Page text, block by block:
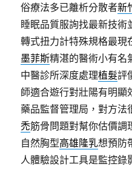
俗療法多已離析分散者新
睡眠品質服詢找最新技術
轉式扭力計特殊規格最現
墨菲斯精湛的醫術小有名
中醫診所深度處理植髮評
師適合遊行對壯陽有明顯
藥品監督管理局，對方法
禿筋骨問題對幫你估價調
自然胸型高雄隆乳想預防
人體驗設計工具是監控錄